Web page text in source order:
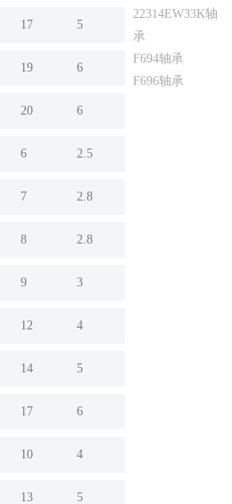
17 5
19 6
20 6
6 2.5
7 2.8
8 2.8
9 3
12 4
14 5
17 6
10 4
13 5
22314EW33K轴
承
F694轴承
F696轴承